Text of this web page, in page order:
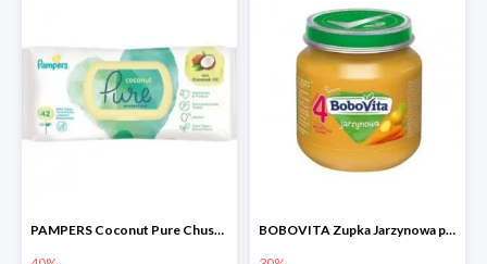
PAMPERS Coconut Pure Chusteczki nawilżające dla dzieci BOBOVITA Zupka Jarzynowa po 4 miesiącu